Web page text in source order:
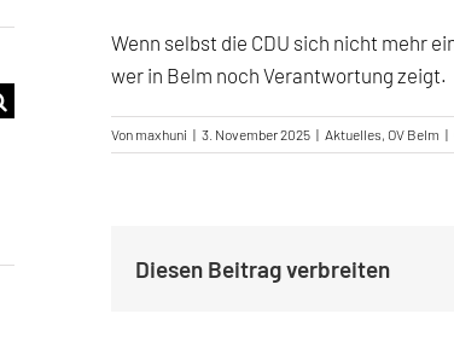
Wenn selbst die CDU sich nicht mehr
wer in Belm noch Verantwortung zeigt.
Von maxhuni | 3. November 2025 | Aktuelles, OV Belm |
Diesen Beitrag verbreiten